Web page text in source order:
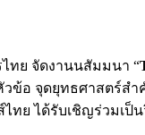
ไทย จัดงานนสัมมนา “
ข้อ จุดยุทธศาสตร์
ย ได้รับเชิญร่วมเป็